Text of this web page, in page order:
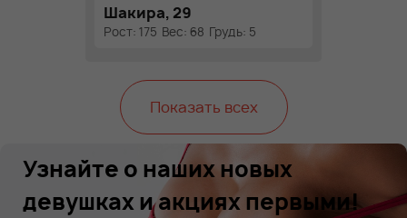
Шакира, 29
Рост: 175 Вес: 68 Грудь: 5
Показать всех
Узнайте о наших новых
девушках и акциях первыми!